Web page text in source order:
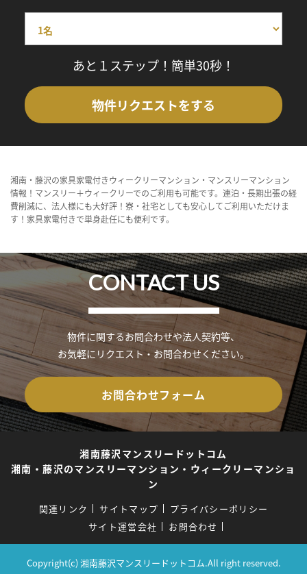
あと１ステップ！簡単30秒！
物件リクエストをする
湘南・藤沢の家具家電付きウィークリーマンション・マンスリーマンション
情報！マンスリー＋ウィークリーでのご利用も可能です。連泊・長期出張の経
費削減に、法人様にも大好評！寮・社宅としても安心してご利用いただけま
す！家具家電付きで単身赴任にも便利です。
CONTACT US
物件に関するお問合わせや法人契約等、
お気軽にリクエスト・お問合わせください。
お問合わせフォーム
湘南藤沢マンスリードットコム
湘南・藤沢のマンスリーマンション・ウィークリーマンショ
ン
関連リンク サイトマップ
プライバシーポリシー
サイト運営会社
お問合わせ
Copyright(c) 湘南藤沢マンスリードットコム.All right reserved.